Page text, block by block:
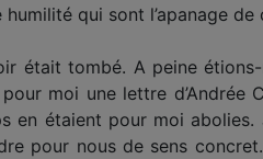
humilité qui sont l’apanage
était tombé. A peine
moi une lettre d’Andrée
en étaient pour moi
pour nous de sens